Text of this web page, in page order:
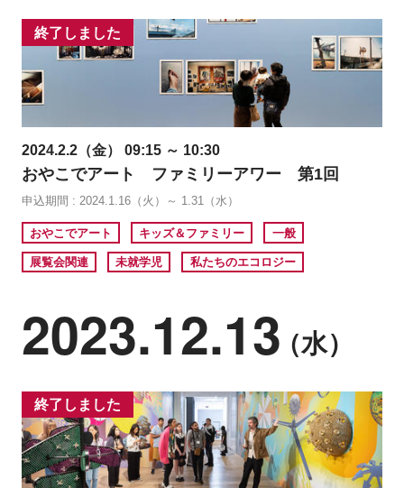
終了しました
2024.2.2（金） 09:15 ～ 10:30
おやこでアート ファミリーアワー 第1回
申込期間 : 2024.1.16（火）～ 1.31（水）
おやこでアート キッズ＆ファミリー 一般
展覧会関連 未就学児 私たちのエコロジー
2023.12.13（水）
終了しました